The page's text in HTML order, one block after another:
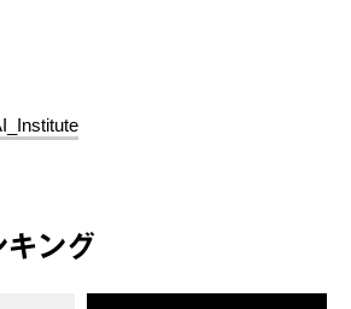
キング